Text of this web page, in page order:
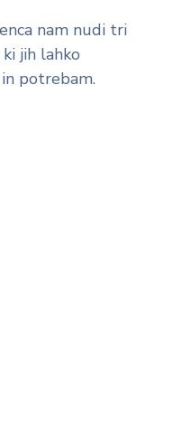
nam nudi tri
jih lahko
potrebam.